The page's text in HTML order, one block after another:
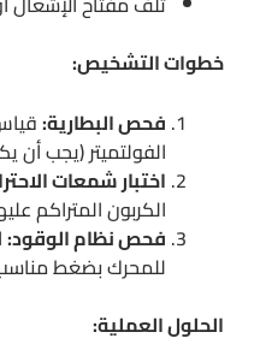
خطوات التشخيص:
فحص البطارية:
الفولتميتر (يجب أن يكون 12.6
اختبار شمعات
الكربون المتراكم
فحص نظام الوقود:
للمحرك بضغط
الحلول العملية: